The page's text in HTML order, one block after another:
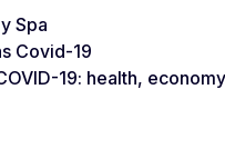
Spa
Covid-19
19: health,